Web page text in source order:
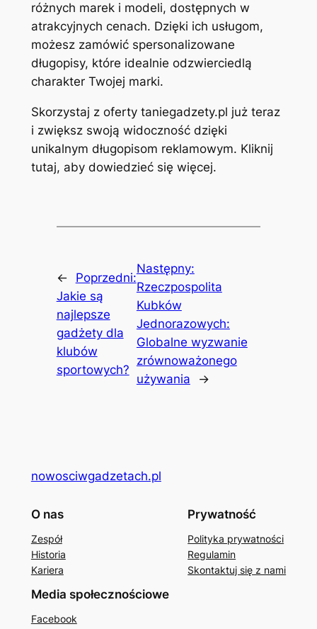
różnych marek i modeli, dostępnych w
atrakcyjnych cenach. Dzięki ich usługom,
możesz zamówić spersonalizowane
długopisy, które idealnie odzwierciedlą
charakter Twojej marki.
Skorzystaj z oferty taniegadzety.pl już teraz
i zwiększ swoją widoczność dzięki
unikalnym długopisom reklamowym. Kliknij
tutaj, aby dowiedzieć się więcej.
←
Poprzedni:
Jakie są
najlepsze
gadżety dla
klubów
sportowych?
Następny:
Rzeczpospolita
Kubków
Jednorazowych:
Globalne wyzwanie
zrównoważonego
używania
→
nowosciwgadzetach.pl
O nas
Zespół
Historia
Kariera
Prywatność
Polityka prywatności
Regulamin
Skontaktuj się z nami
Media społecznościowe
Facebook